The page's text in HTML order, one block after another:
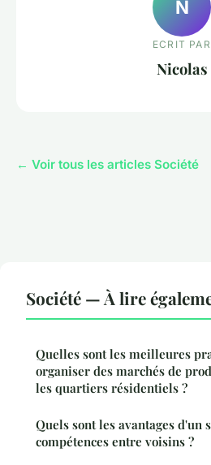
N
ECRIT PAR
Nicolas
← Voir tous les articles Société
Société — À lire
Quelles sont les meilleures
organiser des marchés de
les quartiers résidentiels ?
Quels sont les avantages d'un
compétences entre voisins ?